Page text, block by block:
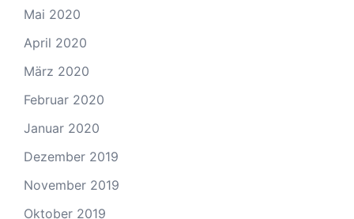
Mai 2020
April 2020
März 2020
Februar 2020
Januar 2020
Dezember 2019
November 2019
Oktober 2019